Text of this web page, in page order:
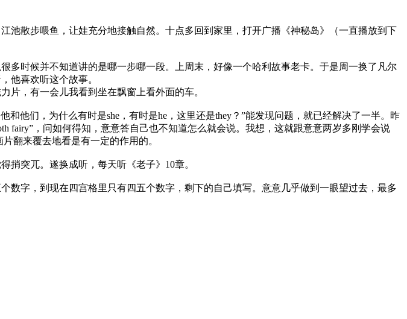
散步喂鱼，让娃充分地接触自然。十点多回到家里，打开广播《神秘岛》（一直播放到下
多时候并不知道讲的是哪一步哪一段。上周末，好像一个哈利故事老卡。于是周一换了凡尔
他喜欢听这个故事。
片，有一会儿我看到坐在飘窗上看外面的车。
和他们，为什么有时是she ，有时是he ，这里还是they ？”能发现问题，就已经解决了一半。昨
fairy”，问如何得知，意意答自己也不知道怎么就会说。我想，这就跟意意两岁多刚学会说
翻来覆去地看是有一定的作用的。
捎突兀。遂换成听，每天听《老子》 10章。
字，到现在四宫格里只有四五个数字，剩下的自己填写。意意几乎做到一眼望过去，最多